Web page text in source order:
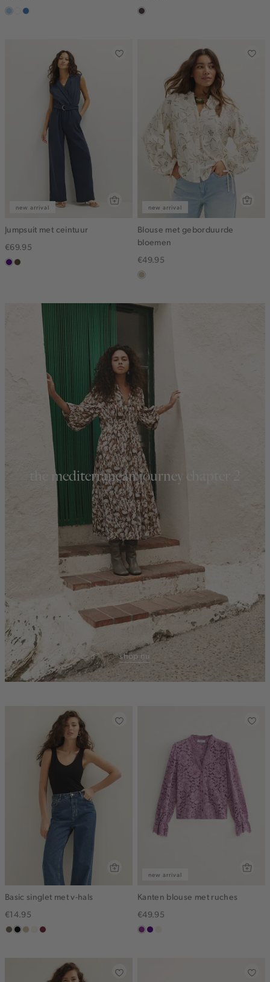
blauw,
witblauw,
choco
new arrival
Jumpsuit met ceintuur
€69.95
indigogroen,
new arrival
Blouse met geborduurde
bloemen
€49.95
lichtzand
the mediterranean journey chapter 2
shop nu
Basic singlet met v-hals
€14.95
middenbruin
zwartlichtzand
wit,bordeaux
new arrival
Kanten blouse met ruches
€49.95
middenpaars
indigo